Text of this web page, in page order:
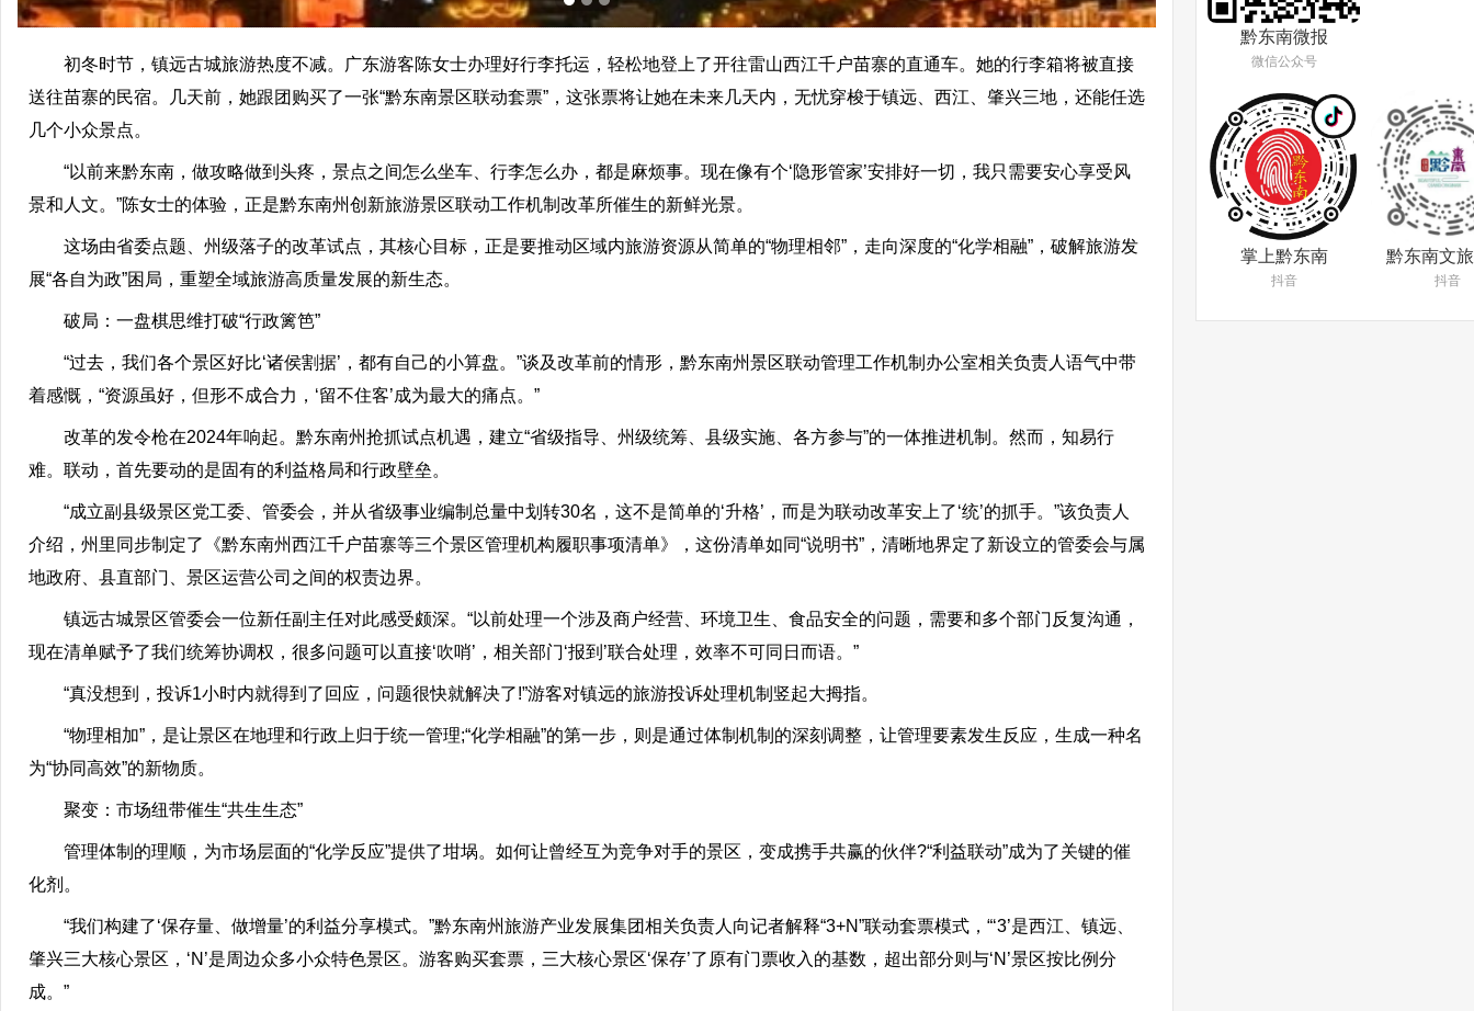
初冬时节，镇远古城旅游热度不减。广东游客陈女士办理好行李托运，轻松地登上了开往雷山西江千户苗寨的直通车。她的行李箱将被直接
送往苗寨的民宿。几天前，她跟团购买了一张“黔东南景区联动套票”，这张票将让她在未来几天内，无忧穿梭于镇远、西江、肇兴三地，还能任选
几个小众景点。
“以前来黔东南，做攻略做到头疼，景点之间怎么坐车、行李怎么办，都是麻烦事。现在像有个‘隐形管家’安排好一切，我只需要安心享受风
景和人文。”陈女士的体验，正是黔东南州创新旅游景区联动工作机制改革所催生的新鲜光景。
这场由省委点题、州级落子的改革试点，其核心目标，正是要推动区域内旅游资源从简单的“物理相邻”，走向深度的“化学相融”，破解旅游发
展“各自为政”困局，重塑全域旅游高质量发展的新生态。
破局：一盘棋思维打破“行政篱笆”
“过去，我们各个景区好比‘诸侯割据’，都有自己的小算盘。”谈及改革前的情形，黔东南州景区联动管理工作机制办公室相关负责人语气中带
着感慨，“资源虽好，但形不成合力，‘留不住客’成为最大的痛点。”
改革的发令枪在2024年响起。黔东南州抢抓试点机遇，建立“省级指导、州级统筹、县级实施、各方参与”的一体推进机制。然而，知易行
难。联动，首先要动的是固有的利益格局和行政壁垒。
“成立副县级景区党工委、管委会，并从省级事业编制总量中划转30名，这不是简单的‘升格’，而是为联动改革安上了‘统’的抓手。”该负责人
介绍，州里同步制定了《黔东南州西江千户苗寨等三个景区管理机构履职事项清单》，这份清单如同“说明书”，清晰地界定了新设立的管委会与属
地政府、县直部门、景区运营公司之间的权责边界。
镇远古城景区管委会一位新任副主任对此感受颇深。“以前处理一个涉及商户经营、环境卫生、食品安全的问题，需要和多个部门反复沟通，
现在清单赋予了我们统筹协调权，很多问题可以直接‘吹哨’，相关部门‘报到’联合处理，效率不可同日而语。”
“真没想到，投诉1小时内就得到了回应，问题很快就解决了!”游客对镇远的旅游投诉处理机制竖起大拇指。
“物理相加”，是让景区在地理和行政上归于统一管理;“化学相融”的第一步，则是通过体制机制的深刻调整，让管理要素发生反应，生成一种名
为“协同高效”的新物质。
聚变：市场纽带催生“共生生态”
管理体制的理顺，为市场层面的“化学反应”提供了坩埚。如何让曾经互为竞争对手的景区，变成携手共赢的伙伴?“利益联动”成为了关键的催
化剂。
“我们构建了‘保存量、做增量’的利益分享模式。”黔东南州旅游产业发展集团相关负责人向记者解释“3+N”联动套票模式，“‘3’是西江、镇远、
肇兴三大核心景区，‘N’是周边众多小众特色景区。游客购买套票，三大核心景区‘保存’了原有门票收入的基数，超出部分则与‘N’景区按比例分
成。”
黔东南微报
微信公众号
掌上黔东南
抖音
黔东南文
抖音